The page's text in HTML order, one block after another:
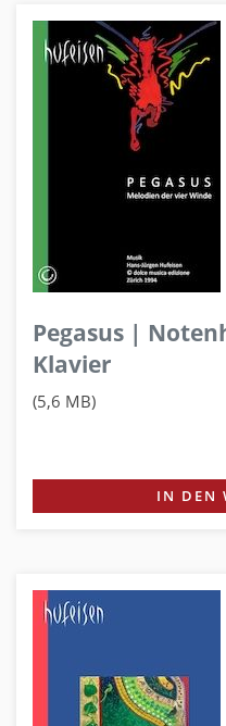
Pegasus |
Klavier
(5,6 MB)
IN DEN